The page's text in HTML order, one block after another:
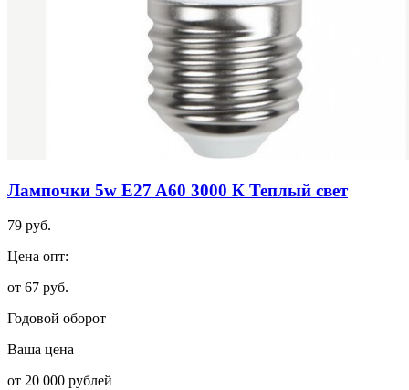
Лампочки 5w E27 A60 3000 К Теплый свет
79 руб.
Цена опт:
от 67 руб.
Годовой оборот
Ваша цена
от 20 000 рублей